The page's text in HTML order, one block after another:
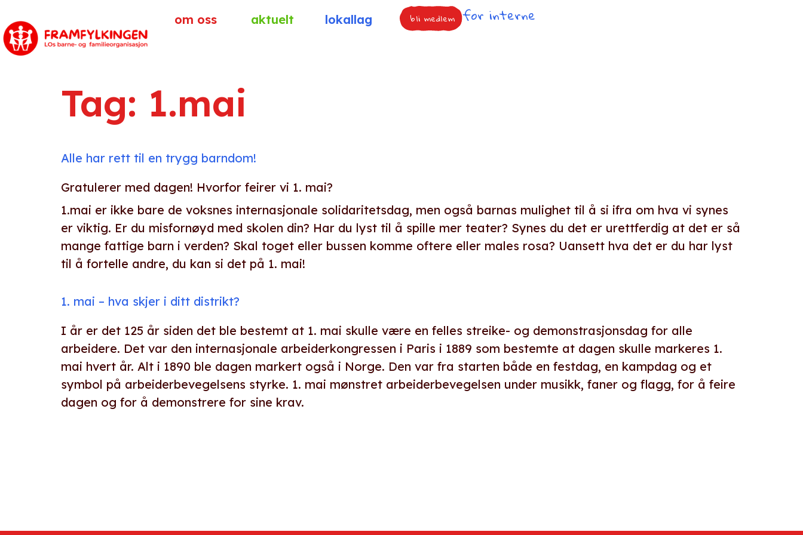
om oss aktuelt lokallag bli medlem for interne
Tag: 1.mai
Alle har rett til en trygg barndom!
Gratulerer med dagen! Hvorfor feirer vi 1. mai?
1.mai er ikke bare de voksnes internasjonale solidaritetsdag, men også barnas mulighet til å si ifra om hva vi synes
er viktig. Er du misfornøyd med skolen din? Har du lyst til å spille mer teater? Synes du det er urettferdig at det er så
mange fattige barn i verden? Skal toget eller bussen komme oftere eller males rosa? Uansett hva det er du har lyst
til å fortelle andre, du kan si det på 1. mai!
1. mai – hva skjer i ditt distrikt?
I år er det 125 år siden det ble bestemt at 1. mai skulle være en felles streike- og demonstrasjonsdag for alle
arbeidere. Det var den internasjonale arbeiderkongressen i Paris i 1889 som bestemte at dagen skulle markeres 1.
mai hvert år. Alt i 1890 ble dagen markert også i Norge. Den var fra starten både en festdag, en kampdag og et
symbol på arbeiderbevegelsens styrke. 1. mai mønstret arbeiderbevegelsen under musikk, faner og flagg, for å feire
dagen og for å demonstrere for sine krav.